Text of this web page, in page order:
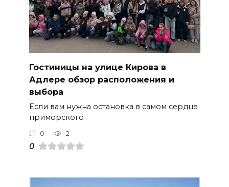
Гостиницы на улице Кирова в
Адлере обзор расположения и
выбора
Если вам нужна остановка в самом сердце
приморского
0 2
0